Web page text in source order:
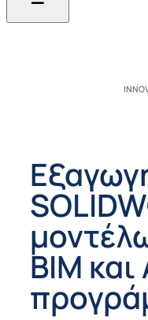
BIM και